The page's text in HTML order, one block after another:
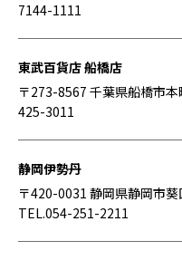
7144-1111
東武百貨店 船橋店
〒273-8567 千葉県船橋市
425-3011
静岡伊勢丹
〒420-0031 静岡県静岡市
TEL.054-251-2211